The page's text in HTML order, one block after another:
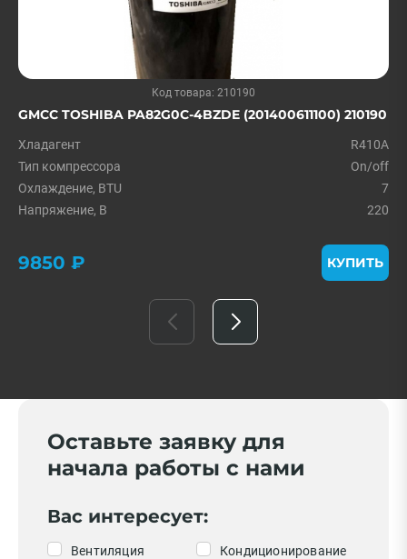
Код товара: 210190
GMCC TOSHIBA PA82G0C-4BZDE (201400611100) 210190
Хладагент
R410A
Тип компрессора
On/off
Охлаждение, BTU
7
Напряжение, В
220
9850 ₽ КУПИТЬ
Оставьте заявку для
начала работы с нами
Вас интересует:
Вентиляция
Кондиционирование